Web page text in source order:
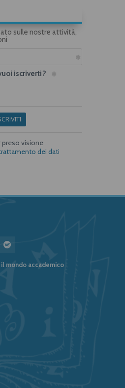
sulle nostre attività,
iscriverti?
preso visione
dei dati
mondo accademico